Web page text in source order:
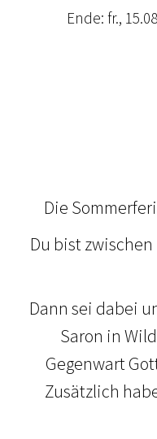
Ende: fr.,
Die
Du bist
Dann sei dabei
Saron in
Gegenwart
Zusätzlich